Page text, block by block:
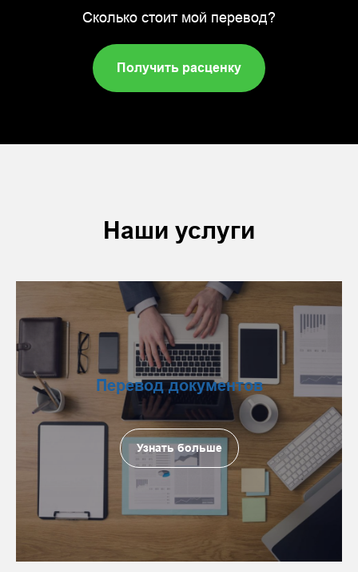
Сколько стоит мой перевод?
Получить расценку
Наши услуги
Перевод документов
Узнать больше